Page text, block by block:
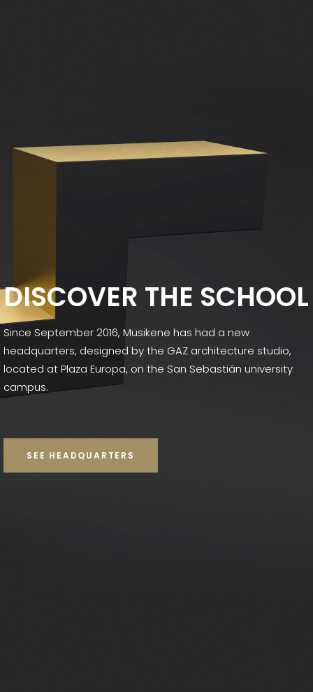
DISCOVER THE SCHOOL
Since September 2016, Musikene has had a new
headquarters, designed by the GAZ architecture studio,
located at Plaza Europa, on the San Sebastián university
campus.
SEE HEADQUARTERS